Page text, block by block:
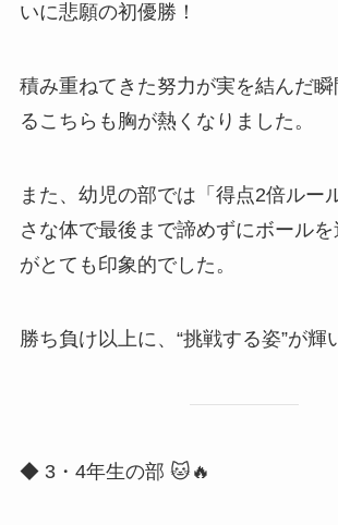
いに悲願の初優勝！
積み重ねてきた努力が実を結んだ
るこちらも胸が熱くなりました。
また、幼児の部では「得点2倍ルー
さな体で最後まで諦めずにボール
がとても印象的でした。
勝ち負け以上に、“挑戦する姿”が輝
◆ 3・4年生の部 🐱🔥